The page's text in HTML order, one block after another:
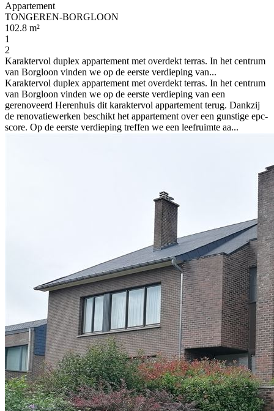
Appartement
TONGEREN-BORGLOON
102.8 m²
1
2
Karaktervol duplex appartement met overdekt terras. In het centrum
van Borgloon vinden we op de eerste verdieping van...
Karaktervol duplex appartement met overdekt terras. In het centrum
van Borgloon vinden we op de eerste verdieping van een
gerenoveerd Herenhuis dit karaktervol appartement terug. Dankzij
de renovatiewerken beschikt het appartement over een gunstige epc-
score. Op de eerste verdieping treffen we een leefruimte aa...